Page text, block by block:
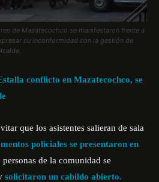
de Mazatecochco se manifestaron frente a
su inconformidad con la gestión de
conflicto en Mazatecochco, se
que los asistentes salieran de sala
policiales se presentaron en
personas de la comunidad se
solicitaron un cabildo abierto.